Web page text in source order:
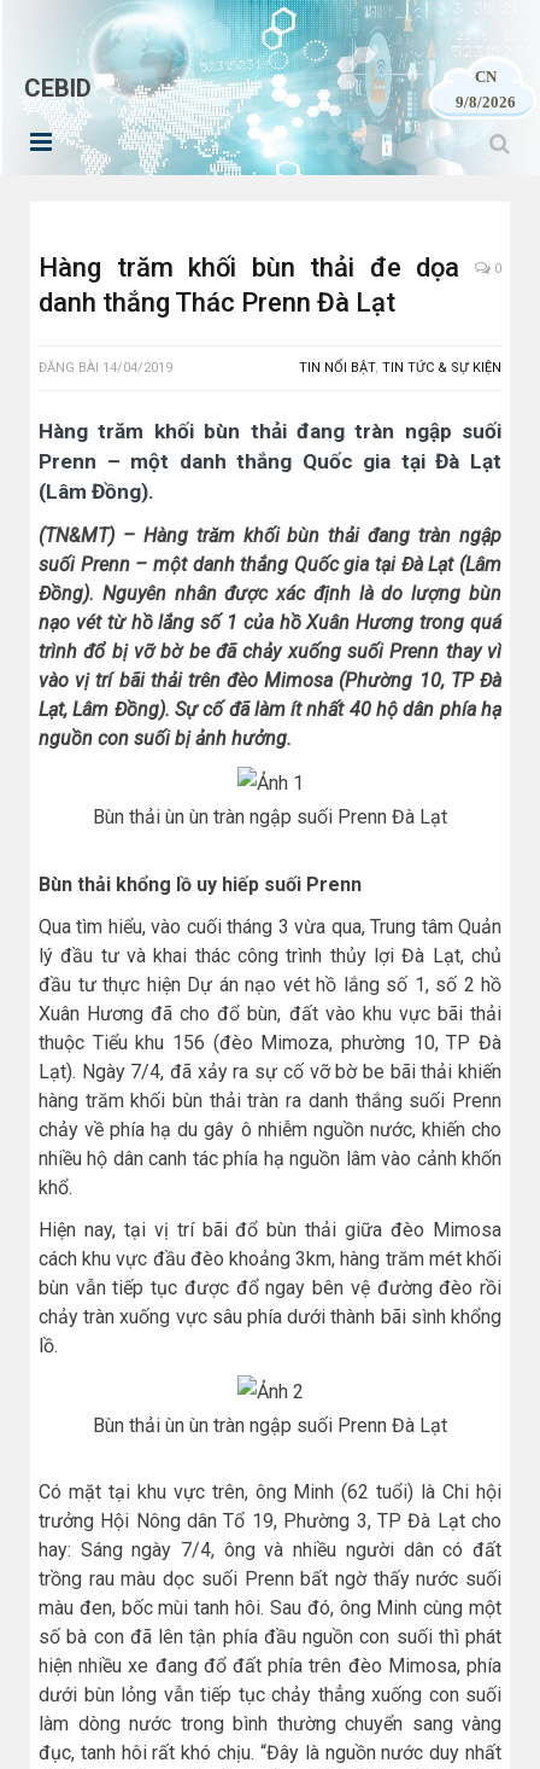
CEBID
CN
9/8/2026
Hàng trăm khối bùn thải đe dọa
danh thắng Thác Prenn Đà Lạt
0
ĐĂNG BÀI 14/04/2019 TIN NỔI BẬT, TIN TỨC & SỰ KIỆN
Hàng trăm khối bùn thải đang tràn ngập suối
Prenn – một danh thắng Quốc gia tại Đà Lạt
(Lâm Đồng).
(TN&MT) – Hàng trăm khối bùn thải đang tràn ngập
suối Prenn – một danh thắng Quốc gia tại Đà Lạt (Lâm
Đồng). Nguyên nhân được xác định là do lượng bùn
nạo vét từ hồ lắng số 1 của hồ Xuân Hương trong quá
trình đổ bị vỡ bờ be đã chảy xuống suối Prenn thay vì
vào vị trí bãi thải trên đèo Mimosa (Phường 10, TP Đà
Lạt, Lâm Đồng). Sự cố đã làm ít nhất 40 hộ dân phía hạ
nguồn con suối bị ảnh hưởng.
Bùn thải ùn ùn tràn ngập suối Prenn Đà Lạt
Bùn thải khổng lồ uy hiếp suối Prenn
Qua tìm hiểu, vào cuối tháng 3 vừa qua, Trung tâm Quản
lý đầu tư và khai thác công trình thủy lợi Đà Lạt, chủ
đầu tư thực hiện Dự án nạo vét hồ lắng số 1, số 2 hồ
Xuân Hương đã cho đổ bùn, đất vào khu vực bãi thải
thuộc Tiểu khu 156 (đèo Mimoza, phường 10, TP Đà
Lạt). Ngày 7/4, đã xảy ra sự cố vỡ bờ be bãi thải khiến
hàng trăm khối bùn thải tràn ra danh thắng suối Prenn
chảy về phía hạ du gây ô nhiễm nguồn nước, khiến cho
nhiều hộ dân canh tác phía hạ nguồn lâm vào cảnh khốn
khổ.
Hiện nay, tại vị trí bãi đổ bùn thải giữa đèo Mimosa
cách khu vực đầu đèo khoảng 3km, hàng trăm mét khối
bùn vẫn tiếp tục được đổ ngay bên vệ đường đèo rồi
chảy tràn xuống vực sâu phía dưới thành bãi sình khổng
lồ.
Bùn thải ùn ùn tràn ngập suối Prenn Đà Lạt
Có mặt tại khu vực trên, ông Minh (62 tuổi) là Chi hội
trưởng Hội Nông dân Tổ 19, Phường 3, TP Đà Lạt cho
hay: Sáng ngày 7/4, ông và nhiều người dân có đất
trồng rau màu dọc suối Prenn bất ngờ thấy nước suối
màu đen, bốc mùi tanh hôi. Sau đó, ông Minh cùng một
số bà con đã lên tận phía đầu nguồn con suối thì phát
hiện nhiều xe đang đổ đất phía trên đèo Mimosa, phía
dưới bùn lỏng vẫn tiếp tục chảy thẳng xuống con suối
làm dòng nước trong bình thường chuyển sang vàng
đục, tanh hôi rất khó chịu. “Đây là nguồn nước duy nhất